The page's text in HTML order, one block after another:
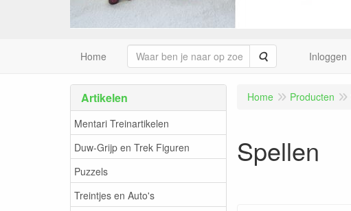
Home Zoeken Inloggen
Artikelen
Mentari Treinartikelen
Duw-Grijp en Trek Figuren
Puzzels
Treintjes en Auto's
Home Producten
Spellen